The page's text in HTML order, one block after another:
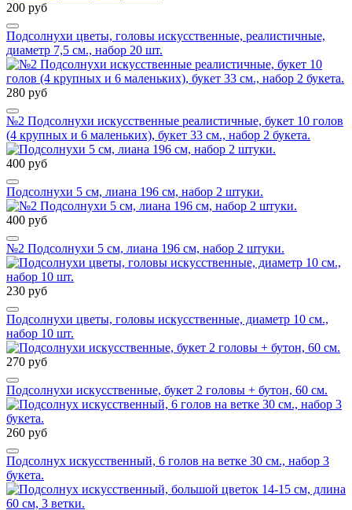
200 руб
Подсолнухи цветы, головы искусственные, реалистичные,
диаметр 7,5 см., набор 20 шт.
280 руб
№2 Подсолнухи искусственные реалистичные, букет 10 голов
(4 крупных и 6 маленьких), букет 33 см., набор 2 букета.
400 руб
Подсолнухи 5 см, лиана 196 см, набор 2 штуки.
400 руб
№2 Подсолнухи 5 см, лиана 196 см, набор 2 штуки.
230 руб
Подсолнухи цветы, головы искусственные, диаметр 10 см.,
набор 10 шт.
270 руб
Подсолнухи искусственные, букет 2 головы + бутон, 60 см.
260 руб
Подсолнух искусственный, 6 голов на ветке 30 см., набор 3
букета.